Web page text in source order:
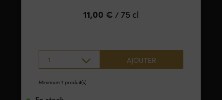
11,00 € / 75 cl
1 AJOUTER
Minimum 1 produit(s)